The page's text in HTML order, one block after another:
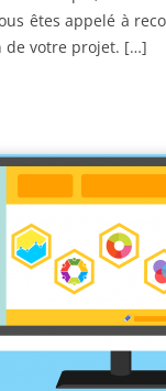
êtes appelé à
de votre projet. […]